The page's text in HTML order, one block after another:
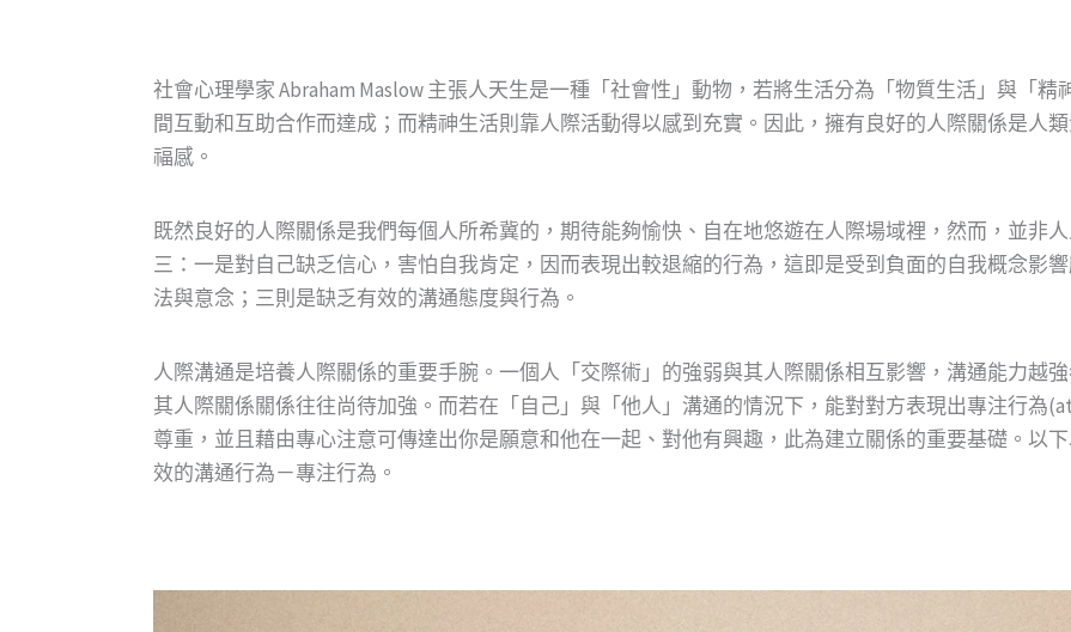
社會心理學家 Abraham Maslow 主張人天生是一種「社會性」動物，若將生活分為「物質生活」與「
間互動和互助合作而達成；而精神生活則靠人際活動得以感到充實。因此，擁有良好的人際關係是人
福感。
既然良好的人際關係是我們每個人所希冀的，期待能夠愉快、自在地悠遊在人際場域裡，然而，並非
三：一是對自己缺乏信心，害怕自我肯定，因而表現出較退縮的行為，這即是受到負面的自我概念影
法與意念；三則是缺乏有效的溝通態度與行為。
人際溝通是培養人際關係的重要手腕。一個人「交際術」的強弱與其人際關係相互影響，溝通能力越
其人際關係關係往往尚待加強。而若在「自己」與「他人」溝通的情況下，能對對方表現出專注行為
尊重，並且藉由專心注意可傳達出你是願意和他在一起、對他有興趣，此為建立關係的重要基礎。以下
效的溝通行為－專注行為。